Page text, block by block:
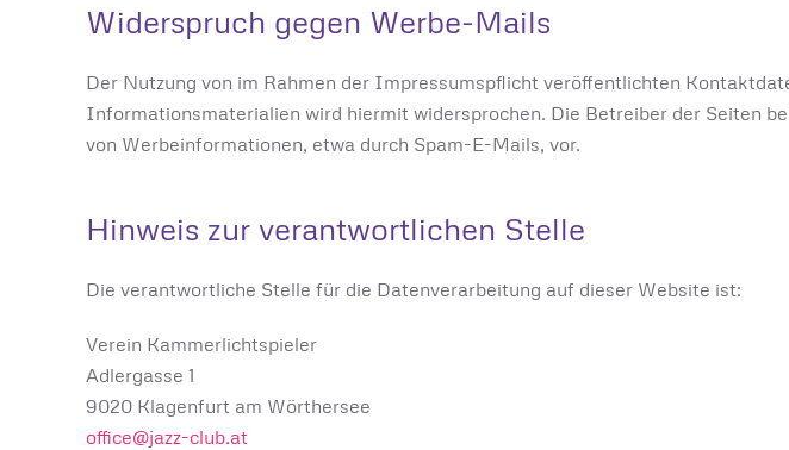
Widerspruch gegen Werbe-Mails
Der Nutzung von im Rahmen der Impressumspflicht veröffentlichten
Informationsmaterialien wird hiermit widersprochen. Die Betreiber der Seiten
von Werbeinformationen, etwa durch Spam-E-Mails, vor.
Hinweis zur verantwortlichen Stelle
Die verantwortliche Stelle für die Datenverarbeitung auf dieser Website ist:
Verein Kammerlichtspieler
Adlergasse 1
9020 Klagenfurt am Wörthersee
office@jazz-club.at